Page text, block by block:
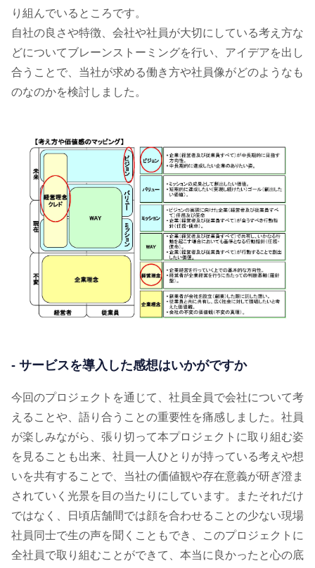
り組んでいるところです。
自社の良さや特徴、会社や社員が大切にしている考え方な
どについてブレーンストーミングを行い、アイデアを出し
合うことで、当社が求める働き方や社員像がどのようなも
のなのかを検討しました。
- サービスを導入した感想はいかがですか
今回のプロジェクトを通じて、社員全員で会社について考
えることや、語り合うことの重要性を痛感しました。社員
が楽しみながら、張り切って本プロジェクトに取り組む姿
を見ることも出来、社員一人ひとりが持っている考えや想
いを共有することで、当社の価値観や存在意義が研ぎ澄ま
されていく光景を目の当たりにしています。またそれだけ
ではなく、日頃店舗間では顔を合わせることの少ない現場
社員同士で生の声を聞くこともでき、このプロジェクトに
全社員で取り組むことができて、本当に良かったと心の底